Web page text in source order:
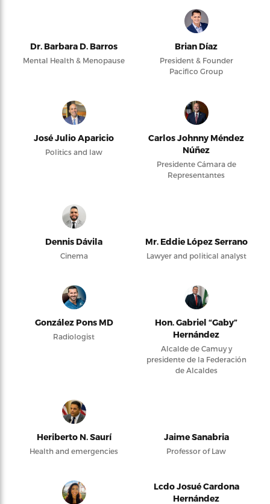
Dr. Barbara D. Barros
Mental Health & Menopause
Brian Díaz
President & Founder
Pacifico Group
José Julio Aparicio
Politics and law
Carlos Johnny Méndez
Núñez
Presidente Cámara de
Representantes
Dennis Dávila
Cinema
Mr. Eddie López Serrano
Lawyer and political analyst
González Pons MD
Radiologist
Hon. Gabriel “Gaby”
Hernández
Alcalde de Camuy y
presidente de la Federación
de Alcaldes
Heriberto N. Saurí
Health and emergencies
Jaime Sanabria
Professor of Law
Lcdo Josué Cardona
Hernández